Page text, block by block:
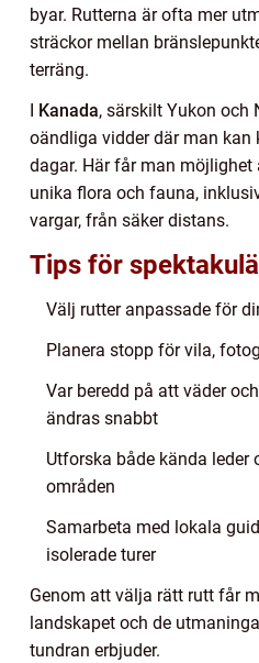
byar. Rutterna är ofta mer
sträckor mellan
terräng.
I Kanada, särskilt Yukon och
oändliga vidder där man kan
dagar. Här får man
unika flora och fauna,
vargar, från säker distans.
Tips för
Välj rutter anpassade för
Planera stopp för vila,
Var beredd på att väder
ändras snabbt
Utforska både kända leder
områden
Samarbeta med lokala
isolerade turer
Genom att välja rätt rutt får
landskapet och de
tundran erbjuder.